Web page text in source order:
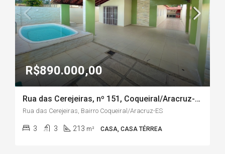
R$890.000,00
Rua das Cerejeiras, nº 151, Coqueiral/Aracruz-ES
Rua das Cerejeiras, Bairro Coqueiral/Aracruz-ES
3 3 213 m² CASA, CASA TÉRREA